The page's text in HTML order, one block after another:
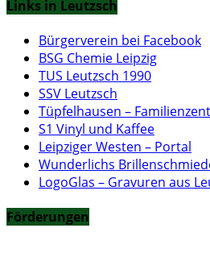
Links in Leutzsch
Bürgerverein bei Facebook
BSG Chemie Leipzig
TUS Leutzsch 1990
SSV Leutzsch
Tüpfelhausen –
S1 Vinyl und Kaffee
Leipziger Westen – Portal
Wunderlichs
LogoGlas – Gravuren aus
Förderungen